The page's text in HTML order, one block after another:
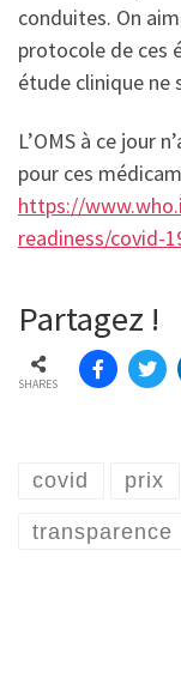
conduites. On
protocole de
étude clinique ne
L’OMS à ce jour
pour ces
https://
readiness/covid-
Partagez !
SHARES
covid prix
transparence